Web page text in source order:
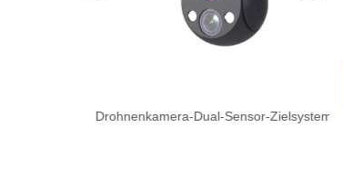
Drohnenkamera-Dual-Sensor-Zielsystem